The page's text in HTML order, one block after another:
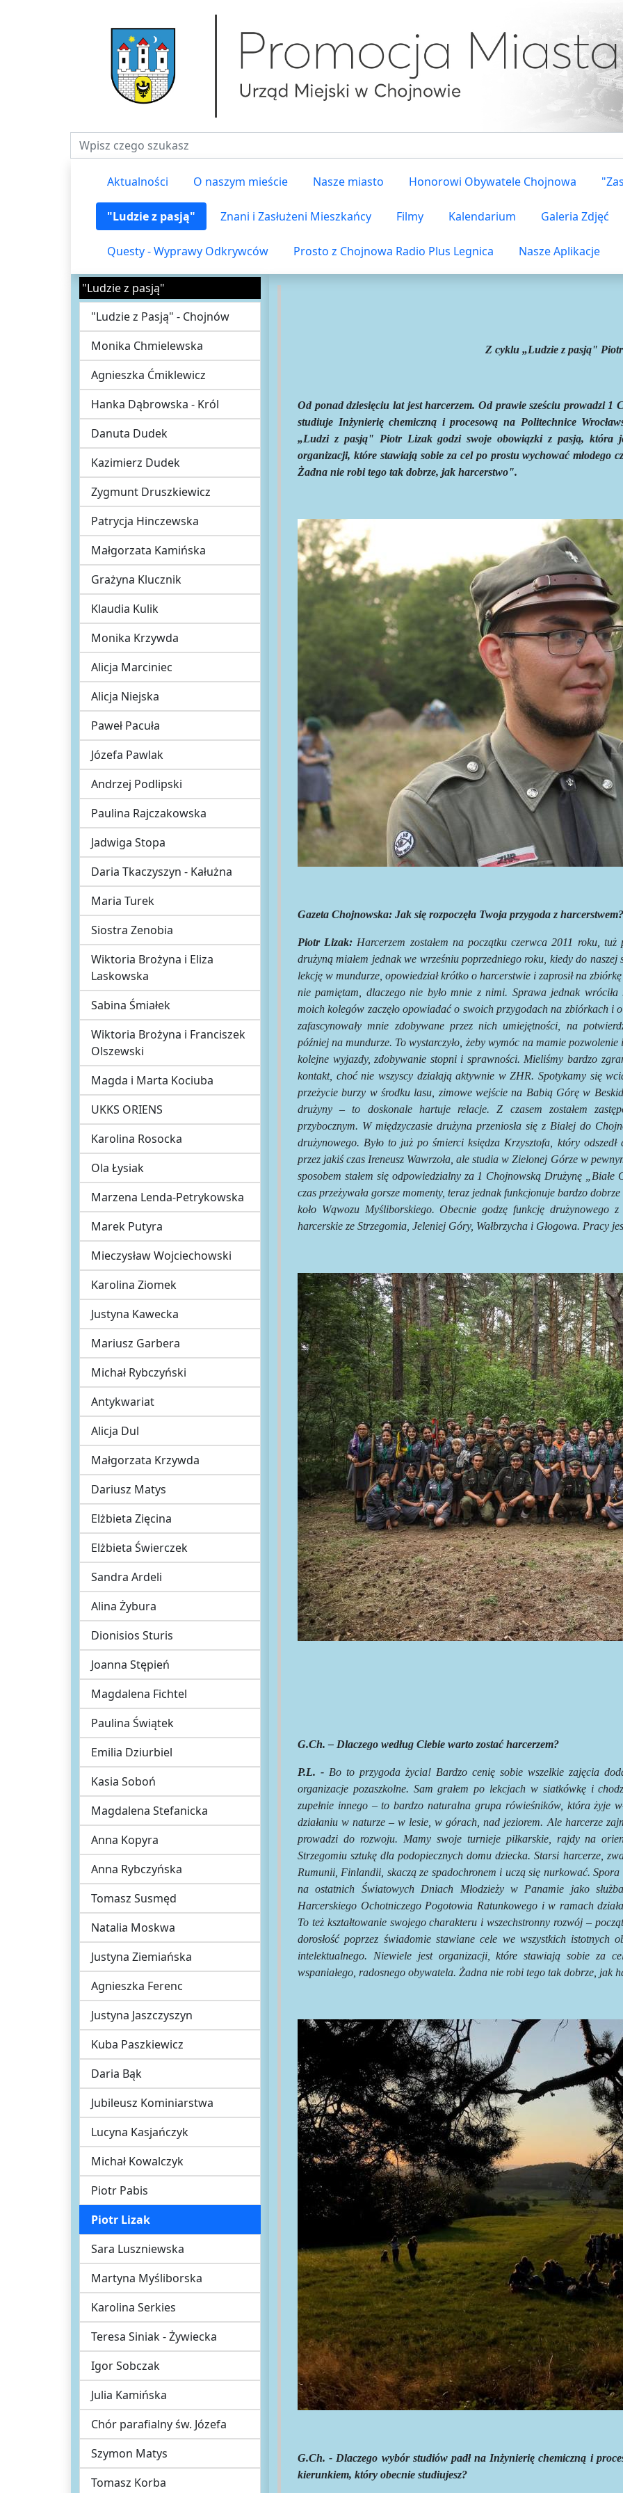
Fraza do wyszukiwania
Aktualności O naszym mieście Nasze miasto Honorowi Obywatele Chojnowa
"Ludzie z pasją" Znani i Zasłużeni Mieszkańcy Filmy Kalendarium Galeria Zdjęć
Questy - Wyprawy Odkrywców Prosto z Chojnowa Radio Plus Legnica Nasze Aplikacje
"Ludzie z pasją"
"Ludzie z Pasją" - Chojnów
Monika Chmielewska
Agnieszka Ćmiklewicz
Hanka Dąbrowska - Król
Danuta Dudek
Kazimierz Dudek
Zygmunt Druszkiewicz
Patrycja Hinczewska
Małgorzata Kamińska
Grażyna Klucznik
Klaudia Kulik
Monika Krzywda
Alicja Marciniec
Alicja Niejska
Paweł Pacuła
Józefa Pawlak
Andrzej Podlipski
Paulina Rajczakowska
Jadwiga Stopa
Daria Tkaczyszyn - Kałużna
Maria Turek
Siostra Zenobia
Wiktoria Brożyna i Eliza
Laskowska
Sabina Śmiałek
Wiktoria Brożyna i Franciszek
Olszewski
Magda i Marta Kociuba
UKKS ORIENS
Karolina Rosocka
Ola Łysiak
Marzena Lenda-Petrykowska
Marek Putyra
Mieczysław Wojciechowski
Karolina Ziomek
Justyna Kawecka
Mariusz Garbera
Michał Rybczyński
Antykwariat
Alicja Dul
Małgorzata Krzywda
Dariusz Matys
Elżbieta Zięcina
Elżbieta Świerczek
Sandra Ardeli
Alina Żybura
Dionisios Sturis
Joanna Stępień
Magdalena Fichtel
Paulina Świątek
Emilia Dziurbiel
Kasia Soboń
Magdalena Stefanicka
Anna Kopyra
Anna Rybczyńska
Tomasz Susmęd
Natalia Moskwa
Justyna Ziemiańska
Agnieszka Ferenc
Justyna Jaszczyszyn
Kuba Paszkiewicz
Daria Bąk
Jubileusz Kominiarstwa
Lucyna Kasjańczyk
Michał Kowalczyk
Piotr Pabis
Piotr Lizak
Sara Luszniewska
Martyna Myśliborska
Karolina Serkies
Teresa Siniak - Żywiecka
Igor Sobczak
Julia Kamińska
Chór parafialny św. Józefa
Szymon Matys
Tomasz Korba
Z cyklu „Ludzie z pasją"
Od ponad dziesięciu lat jest harcerzem. Od prawie sześciu prowadzi 1
studiuje Inżynierię chemiczną i procesową na Politechnice
„Ludzi z pasją" Piotr Lizak godzi swoje obowiązki z pasją, która
organizacji, które stawiają sobie za cel po prostu wychować młodego
Żadna nie robi tego tak dobrze, jak harcerstwo".
Gazeta Chojnowska: Jak się rozpoczęła Twoja przygoda z harcerstwem?
Piotr Lizak: Harcerzem zostałem na początku czerwca 2011 roku,
drużyną miałem jednak we wrześniu poprzedniego roku, kiedy do naszej
lekcję w mundurze, opowiedział krótko o harcerstwie i zaprosił na
nie pamiętam, dlaczego nie było mnie z nimi. Sprawa jednak
moich kolegów zaczęło opowiadać o swoich przygodach na zbiórkach i
zafascynowały mnie zdobywane przez nich umiejętności, na
później na mundurze. To wystarczyło, żeby wymóc na mamie
kolejne wyjazdy, zdobywanie stopni i sprawności. Mieliśmy bardzo
kontakt, choć nie wszyscy działają aktywnie w ZHR. Spotykamy się
przeżycie burzy w środku lasu, zimowe wejście na Babią Górę w
drużyny – to doskonale hartuje relacje. Z czasem zostałem
przybocznym. W międzyczasie drużyna przeniosła się z Białej do
drużynowego. Było to już po śmierci księdza Krzysztofa, który
przez jakiś czas Ireneusz Wawrzoła, ale studia w Zielonej Górze w
sposobem stałem się odpowiedzialny za 1 Chojnowską Drużynę
czas przeżywała gorsze momenty, teraz jednak funkcjonuje bardzo
koło Wąwozu Myśliborskiego. Obecnie godzę funkcję drużynowego
harcerskie ze Strzegomia, Jeleniej Góry, Wałbrzycha i Głogowa. Pracy
G.Ch. – Dlaczego według Ciebie warto zostać harcerzem?
P.L. - Bo to przygoda życia! Bardzo cenię sobie wszelkie zajęcia
organizacje pozaszkolne. Sam grałem po lekcjach w siatkówkę i
zupełnie innego – to bardzo naturalna grupa rówieśników, która żyje
działaniu w naturze – w lesie, w górach, nad jeziorem. Ale harcerze
prowadzi do rozwoju. Mamy swoje turnieje piłkarskie, rajdy na
Strzegomiu sztukę dla podopiecznych domu dziecka. Starsi harcerze,
Rumunii, Finlandii, skaczą ze spadochronem i uczą się nurkować.
na ostatnich Światowych Dniach Młodzieży w Panamie jako
Harcerskiego Ochotniczego Pogotowia Ratunkowego i w ramach
To też kształtowanie swojego charakteru i wszechstronny rozwój –
dorosłość poprzez świadomie stawiane cele we wszystkich istotnych
intelektualnego. Niewiele jest organizacji, które stawiają sobie za
wspaniałego, radosnego obywatela. Żadna nie robi tego tak dobrze, jak
G.Ch. - Dlaczego wybór studiów padł na Inżynierię chemiczną i
kierunkiem, który obecnie studiujesz?